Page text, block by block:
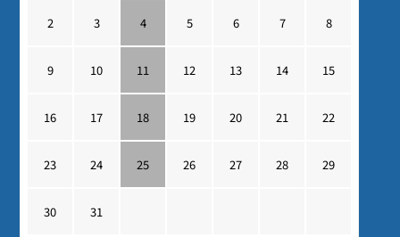
2 3 4 5 6 7 8
9 10 11 12 13 14 15
16 17 18 19 20 21 22
23 24 25 26 27 28 29
30 31